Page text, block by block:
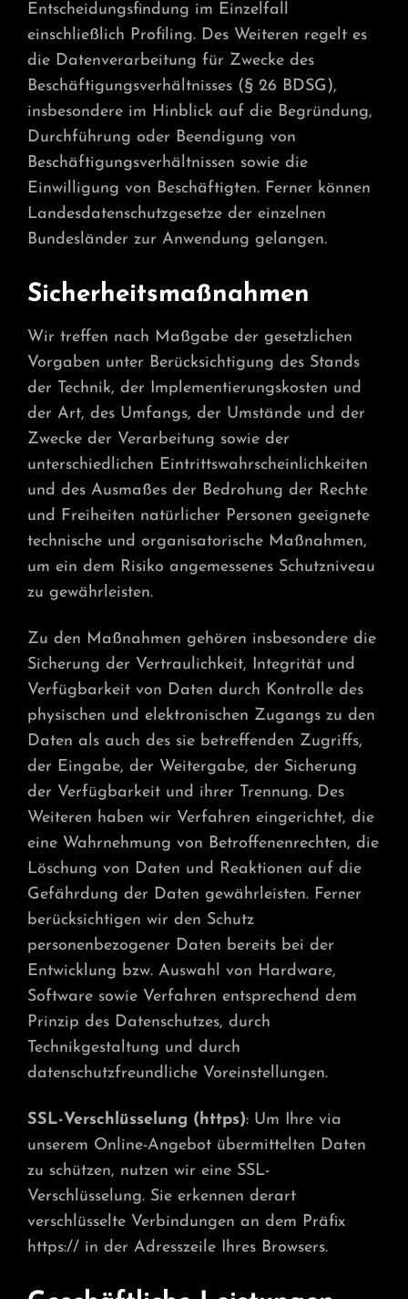
Entscheidungsfindung im Einzelfall
einschließlich Profiling. Des Weiteren regelt es
die Datenverarbeitung für Zwecke des
Beschäftigungsverhältnisses (§ 26 BDSG),
insbesondere im Hinblick auf die Begründung,
Durchführung oder Beendigung von
Beschäftigungsverhältnissen sowie die
Einwilligung von Beschäftigten. Ferner können
Landesdatenschutzgesetze der einzelnen
Bundesländer zur Anwendung gelangen.
Sicherheitsmaßnahmen
Wir treffen nach Maßgabe der gesetzlichen
Vorgaben unter Berücksichtigung des Stands
der Technik, der Implementierungskosten und
der Art, des Umfangs, der Umstände und der
Zwecke der Verarbeitung sowie der
unterschiedlichen Eintrittswahrscheinlichkeiten
und des Ausmaßes der Bedrohung der Rechte
und Freiheiten natürlicher Personen geeignete
technische und organisatorische Maßnahmen,
um ein dem Risiko angemessenes Schutzniveau
zu gewährleisten.
Zu den Maßnahmen gehören insbesondere die
Sicherung der Vertraulichkeit, Integrität und
Verfügbarkeit von Daten durch Kontrolle des
physischen und elektronischen Zugangs zu den
Daten als auch des sie betreffenden Zugriffs,
der Eingabe, der Weitergabe, der Sicherung
der Verfügbarkeit und ihrer Trennung. Des
Weiteren haben wir Verfahren eingerichtet, die
eine Wahrnehmung von Betroffenenrechten, die
Löschung von Daten und Reaktionen auf die
Gefährdung der Daten gewährleisten. Ferner
berücksichtigen wir den Schutz
personenbezogener Daten bereits bei der
Entwicklung bzw. Auswahl von Hardware,
Software sowie Verfahren entsprechend dem
Prinzip des Datenschutzes, durch
Technikgestaltung und durch
datenschutzfreundliche Voreinstellungen.
SSL-Verschlüsselung (https): Um Ihre via
unserem Online-Angebot übermittelten Daten
zu schützen, nutzen wir eine SSL-
Verschlüsselung. Sie erkennen derart
verschlüsselte Verbindungen an dem Präfix
https:// in der Adresszeile Ihres Browsers.